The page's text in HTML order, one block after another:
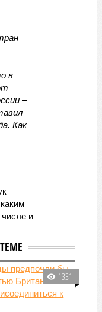
в
–
Как
и
1331